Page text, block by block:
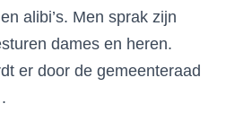
alibi’s. Men sprak zijn
dames en heren.
er door de gemeenteraad